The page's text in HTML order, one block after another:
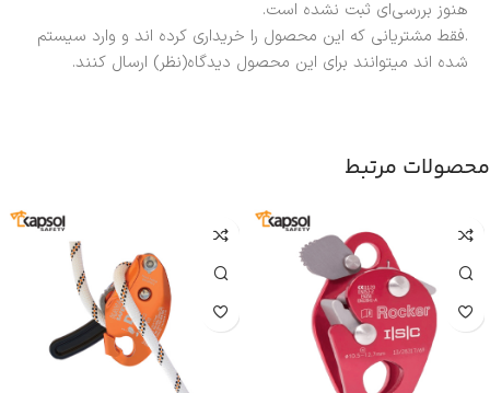
هنوز بررسی‌ای ثبت نشده است.
.فقط مشتریانی که این محصول را خریداری کرده اند و وارد سیستم
شده اند میتوانند برای این محصول دیدگاه(نظر) ارسال کنند.
محصولات مرتبط